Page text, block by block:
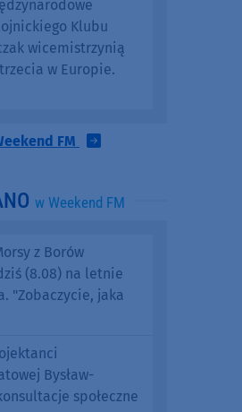
Klubu
wicemistrzynią
w Europie.
FM
w Weekend FM
z Borów
(8.08) na letnie
"Zobaczycie, jaka
Bysław-
społeczne